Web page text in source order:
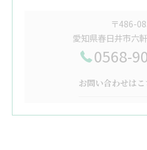
〒486-
愛知県春日井市六
0568-
お問い合わせはこ